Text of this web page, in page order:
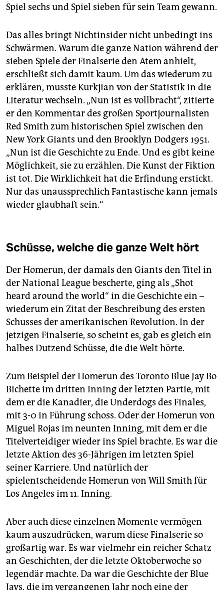
Spiel sechs und Spiel sieben für sein Team gewann.
Das alles bringt Nichtinsider nicht unbedingt ins
Schwärmen. Warum die ganze Nation während der
sieben Spiele der Finalserie den Atem anhielt,
erschließt sich damit kaum. Um das wiederum zu
erklären, musste Kurkjian von der Statistik in die
Literatur wechseln. „Nun ist es vollbracht“, zitierte
er den Kommentar des großen Sportjournalisten
Red Smith zum historischen Spiel zwischen den
New York Giants und den Brooklyn Dodgers 1951.
„Nun ist die Geschichte zu Ende. Und es gibt keine
Möglichkeit, sie zu erzählen. Die Kunst der Fiktion
ist tot. Die Wirklichkeit hat die Erfindung erstickt.
Nur das unaussprechlich Fantastische kann jemals
wieder glaubhaft sein.“
Schüsse, welche die ganze Welt hört
Der Homerun, der damals den Giants den Titel in
der National League bescherte, ging als „Shot
heard around the world“ in die Geschichte ein –
wiederum ein Zitat der Beschreibung des ersten
Schusses der amerikanischen Revolution. In der
jetzigen Finalserie, so scheint es, gab es gleich ein
halbes Dutzend Schüsse, die die Welt hörte.
Zum Beispiel der Homerun des Toronto Blue Jay Bo
Bichette im dritten Inning der letzten Partie, mit
dem er die Kanadier, die Underdogs des Finales,
mit 3-0 in Führung schoss. Oder der Homerun von
Miguel Rojas im neunten Inning, mit dem er die
Titelverteidiger wieder ins Spiel brachte. Es war die
letzte Aktion des 36-Jährigen im letzten Spiel
seiner Karriere. Und natürlich der
spielentscheidende Homerun von Will Smith für
Los Angeles im 11. Inning.
Aber auch diese einzelnen Momente vermögen
kaum auszudrücken, warum diese Finalserie so
großartig war. Es war vielmehr ein reicher Schatz
an Geschichten, der die letzte Oktoberwoche so
legendär machte. Da war die Geschichte der Blue
Jays, die im vergangenen Jahr noch eine der